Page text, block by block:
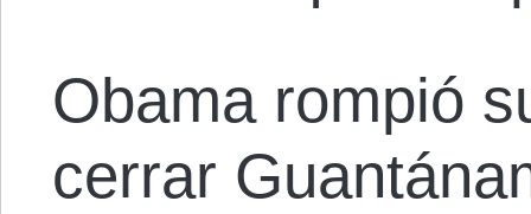
Obama rompió
cerrar